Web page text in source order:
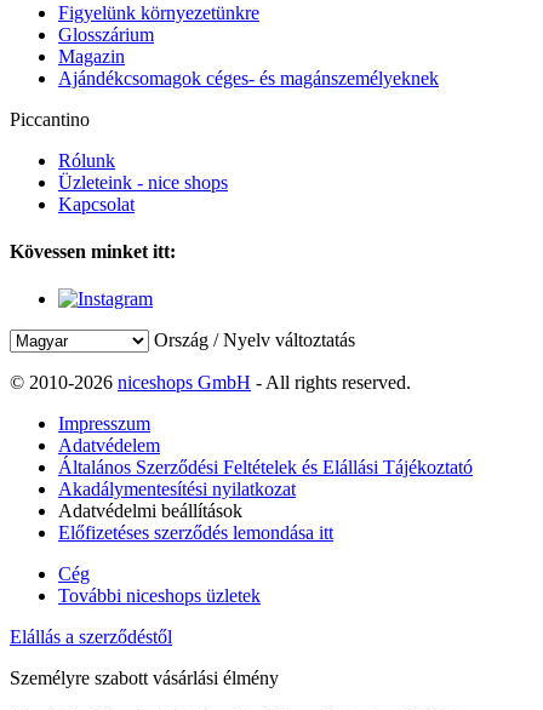
Figyelünk környezetünkre
Glosszárium
Magazin
Ajándékcsomagok céges- és magánszemélyeknek
Piccantino
Rólunk
Üzleteink - nice shops
Kapcsolat
Kövessen minket itt:
Ország / Nyelv változtatás
© 2010-2026 niceshops GmbH - All rights reserved.
Impresszum
Adatvédelem
Általános Szerződési Feltételek és Elállási Tájékoztató
Akadálymentesítési nyilatkozat
Adatvédelmi beállítások
Előfizetéses szerződés lemondása itt
Cég
További niceshops üzletek
Elállás a szerződéstől
Személyre szabott vásárlási élmény